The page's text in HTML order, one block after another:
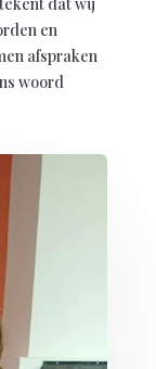
en
afspraken
woord